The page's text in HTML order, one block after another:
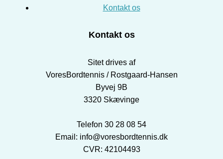
Kontakt os
Kontakt os
Sitet drives af
VoresBordtennis / Rostgaard-Hansen
Byvej 9B
3320 Skævinge
Telefon 30 28 08 54
Email: info@voresbordtennis.dk
CVR: 42104493